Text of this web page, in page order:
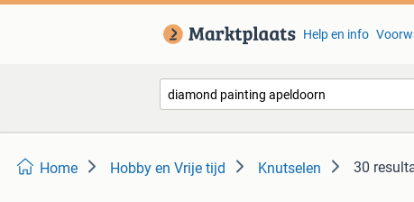
Help en info
Home Hobby en Vrije tijd Knutselen 30